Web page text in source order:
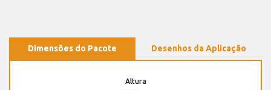
Dimensões do Pacote Desenhos da Aplicação
Altura